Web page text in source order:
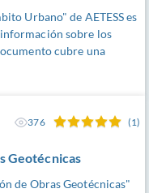
Urbano" de AETESS es
sobre los
cubre una
Geotécnicas
de Obras Geotécnicas"
376 (1)